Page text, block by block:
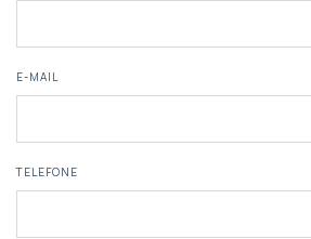
E-MAIL
TELEFONE